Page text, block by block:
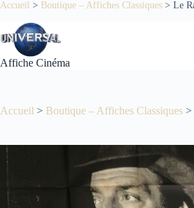
Passer
contenu
Accueil > Boutique – Affiches Classiques > Le
Affiche Cinéma
Accueil > Boutique – Affiches Classiques >